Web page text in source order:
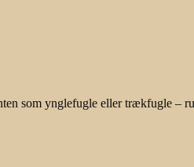
som ynglefugle eller trækfugle –